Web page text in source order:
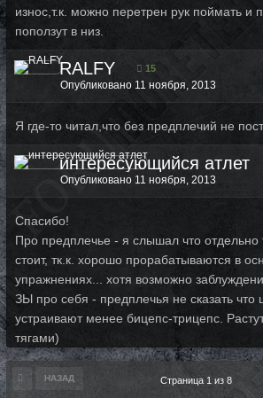
износ,т.к. можно перетрен рук поймать и
поползут в низ.
RALFY 15
Опубликовано 11 ноября, 2013
Я где-то читал,что без предплечий не
интересующийся атлет
Опубликовано 11 ноября, 2013
Спасибо!
Про предплечье - я слышал что отдельно
стоит, тк.к. хорошо прорабатываются в
упражнениях... хотя возможно
ЗЫ про себя - предплечья не сказать
устраивают менее бицепс-трицепс.
тягами)
НАЗАД Страница 1 из 8